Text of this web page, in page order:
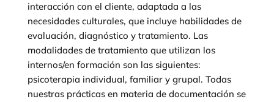
interacción con el cliente, adaptada a las
necesidades culturales, que incluye habilidades de
evaluación, diagnóstico y tratamiento. Las
modalidades de tratamiento que utilizan los
internos/en formación son las siguientes:
psicoterapia individual, familiar y grupal. Todas
nuestras prácticas en materia de documentación se